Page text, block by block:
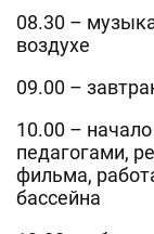
08.30 –
воздухе
09.00 –
10.00 –
педагогами,
фильма,
бассейна